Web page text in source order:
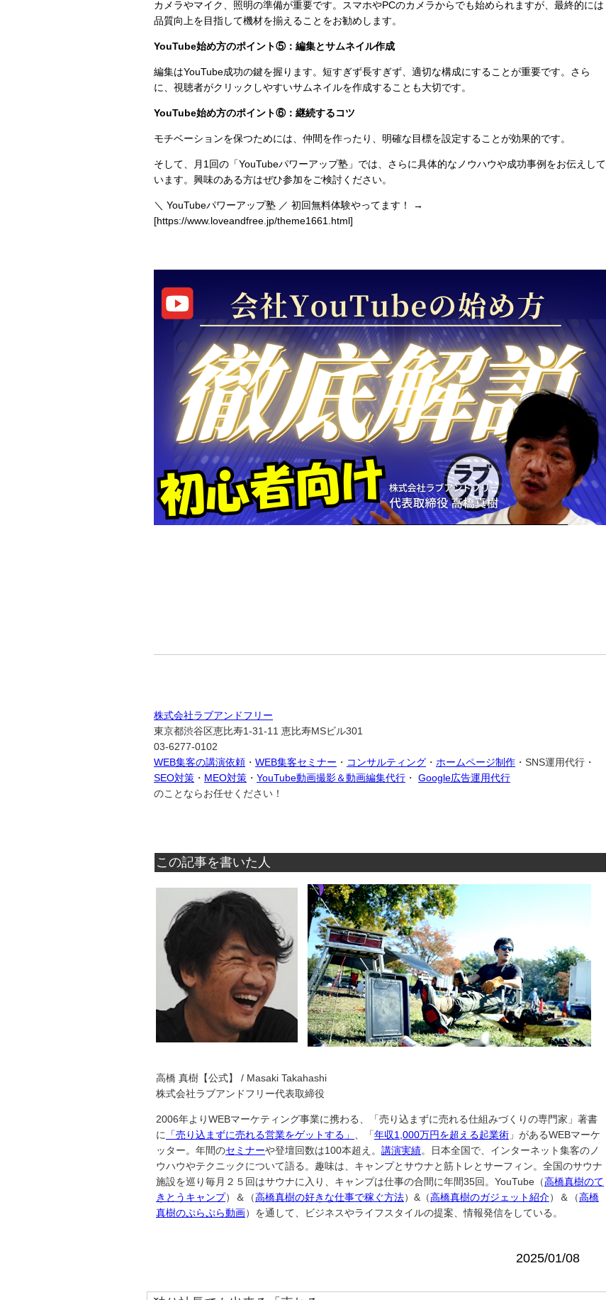
カメラやマイク、照明の準備が重要です。スマホやPCのカメラからでも始められますが、最終的には
品質向上を目指して機材を揃えることをお勧めします。
YouTube始め方のポイント⑤：編集とサムネイル作成
編集はYouTube成功の鍵を握ります。短すぎず長すぎず、適切な構成にすることが重要です。さら
に、視聴者がクリックしやすいサムネイルを作成することも大切です。
YouTube始め方のポイント⑥：継続するコツ
モチベーションを保つためには、仲間を作ったり、明確な目標を設定することが効果的です。
そして、月1回の「YouTubeパワーアップ塾」では、さらに具体的なノウハウや成功事例をお伝えして
います。興味のある方はぜひ参加をご検討ください。
＼ YouTubeパワーアップ塾 ／ 初回無料体験やってます！ →
[https://www.loveandfree.jp/theme1661.html]
株式会社ラブアンドフリー
東京都渋谷区恵比寿1-31-11 恵比寿MSビル301
03-6277-0102
WEB集客の講演依頼 ・ WEB集客セミナー ・ コンサルティング ・ ホームページ制作 ・SNS運用代行・
SEO対策 ・ MEO対策 ・ YouTube動画撮影＆動画編集代行 ・ Google広告運用代行
のことならお任せください！
この記事を書いた人
高橋 真樹【公式】 / Masaki Takahashi
株式会社ラブアンドフリー代表取締役
2006年よりWEBマーケティング事業に携わる、「売り込まずに売れる仕組みづくりの専門家」著書
に
「売り込まずに売れる営業をゲットする 」 、「年収1,000万円を超える起業術 」があるWEBマーケ
ッター。年間のセミナーや登壇回数は100本超え。 講演実績。日本全国で、インターネット集客のノ
ウハウやテクニックについて語る。趣味は、キャンプとサウナと筋トレとサーフィン。全国のサウナ
施設を巡り毎月２５回はサウナに入り、キャンプは仕事の合間に年間35回。YouTube（高橋真樹のて
きとうキャンプ）＆（高橋真樹の好きな仕事で稼ぐ方法）&（高橋真樹のガジェット紹介）＆（高橋
真樹のぷらぷら動画）を通して、ビジネスやライフスタイルの提案、情報発信をしている。
2025/01/08